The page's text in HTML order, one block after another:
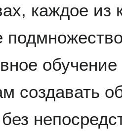
каждое из
обучение
создавать